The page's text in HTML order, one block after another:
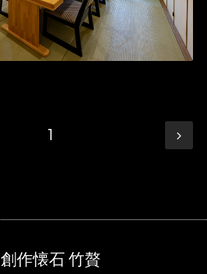
1
創作懐石 竹贅